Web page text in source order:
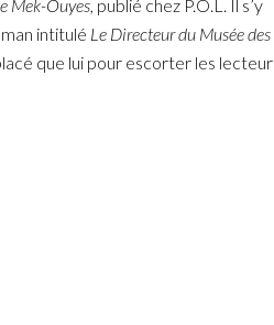
Mek-Ouyes, publié chez P.O.L. Il s’y
intitulé Le Directeur du Musée des
que lui pour escorter les